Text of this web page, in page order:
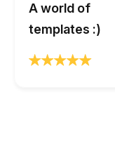
A world of
templates :)